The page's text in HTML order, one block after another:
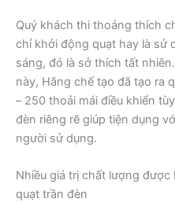
Quý khách thi thoảng thích
chỉ khởi động quạt hay là sử
sáng, đó là sở thích tất
này, Hãng chế tạo đã tạo ra
– 250 thoải mái điều khiển
đèn riêng rẽ giúp tiện dụng
người sử dụng.
Nhiều giá trị chất lượng
quạt trần đèn